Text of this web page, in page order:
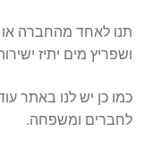
תנו לאחד מהחברה
ושפריץ מים יתיז
כמו כן יש לנו באתר
לחברים ומשפחה.